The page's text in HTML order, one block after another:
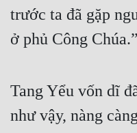
trước ta đã gặp
ở phủ Công Chúa.”
Tang Yểu vốn dĩ
như vậy, nàng